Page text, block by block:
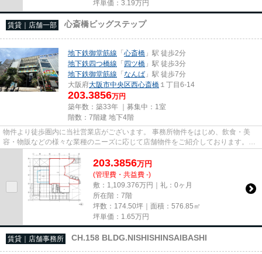
坪単価： 3.19万円
賃貸｜店舗一部 心斎橋ビッグステップ
地下鉄御堂筋線 「心斎橋 」駅 徒歩2分
地下鉄四つ橋線 「四ツ橋 」駅 徒歩3分
地下鉄御堂筋線 「なんば 」駅 徒歩7分
大阪府大阪市中央区西心斎橋 １丁目6-14
203.3856万円
築年数：築33年 ｜募集中： 1室
階数：7階建 地下4階
物件より徒歩圏内に当社営業店がございます。 事務所物件をはじめ、飲食・美
容・物販などの様々な業種のニーズに応じて店舗物件をご紹介しております。
尚、弊社ではおとり広告は一切...
203.3856万円
(管理費・共益費 -)
敷：1,109.376万円｜礼：0ヶ月
所在階：7階
坪数：174.50坪｜面積：576.85㎡
坪単価： 1.65万円
賃貸｜店舗事務所 CH.158 BLDG.NISHISHINSAIBASHI